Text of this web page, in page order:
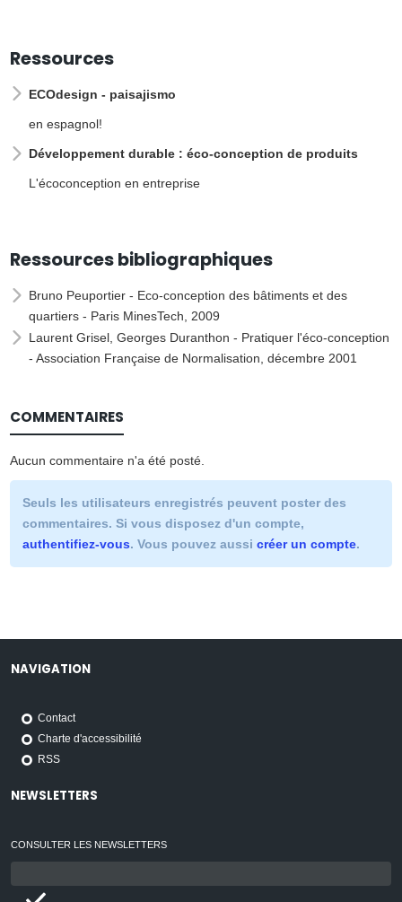
Ressources
ECOdesign - paisajismo
en espagnol!
Développement durable : éco-conception de produits
L'écoconception en entreprise
Ressources bibliographiques
Bruno Peuportier - Eco-conception des bâtiments et des
quartiers - Paris MinesTech, 2009
Laurent Grisel, Georges Duranthon - Pratiquer l'éco-conception
- Association Française de Normalisation, décembre 2001
COMMENTAIRES
Aucun commentaire n'a été posté.
Seuls les utilisateurs enregistrés peuvent poster des
commentaires. Si vous disposez d'un compte,
authentifiez-vous. Vous pouvez aussicréer un compte.
NAVIGATION
Contact
Charte d'accessibilité
RSS
NEWSLETTERS
CONSULTER LES NEWSLETTERS
: